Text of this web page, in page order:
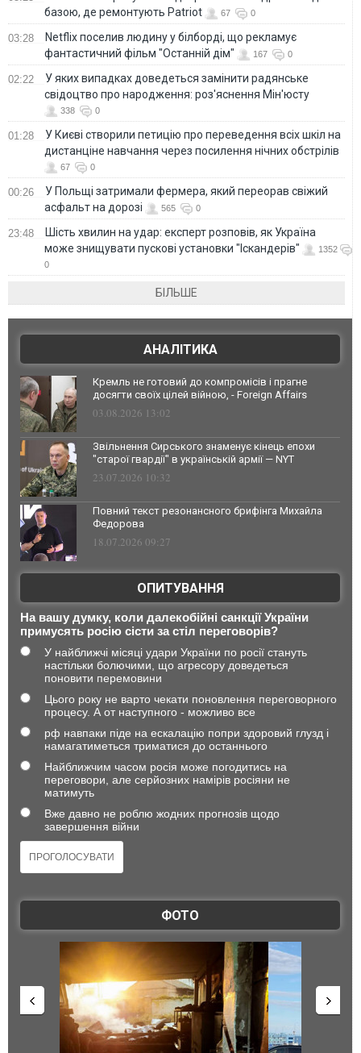
базою, де ремонтують Patriot
67 0
03:28
Netflix поселив людину у білборді, що рекламує
фантастичний фільм "Останній дім"
167 0
02:22
У яких випадках доведеться замінити радянське
свідоцтво про народження: роз'яснення Мін'юсту
338 0
01:28
У Києві створили петицію про переведення всіх шкіл на
дистанціне навчання через посилення нічних обстрілів
67 0
00:26
У Польщі затримали фермера, який переорав свіжий
асфальт на дорозі
565 0
23:48
Шість хвилин на удар: експерт розповів, як Україна
може знищувати пускові установки "Іскандерів"
1352
0
БІЛЬШЕ
АНАЛІТИКА
Кремль не готовий до компромісів і прагне
досягти своїх цілей війною, - Foreign Affairs
03.08.2026 13:02
Звільнення Сирського знаменує кінець епохи
"старої гвардії" в українській армії — NYT
23.07.2026 10:32
Повний текст резонансного брифінга Михайла
Федорова
18.07.2026 09:27
ОПИТУВАННЯ
На вашу думку, коли далекобійні санкції України
примусять росію сісти за стіл переговорів?
У найближчі місяці удари України по росії стануть
настільки болючими, що агресору доведеться
поновити перемовини
Цього року не варто чекати поновлення переговорного
процесу. А от наступного - можливо все
рф навпаки піде на ескалацію попри здоровий глузд і
намагатиметься триматися до останнього
Найближчим часом росія може погодитись на
переговори, але серйозних намірів росіяни не
матимуть
Вже давно не роблю жодних прогнозів щодо
завершення війни
ФОТО